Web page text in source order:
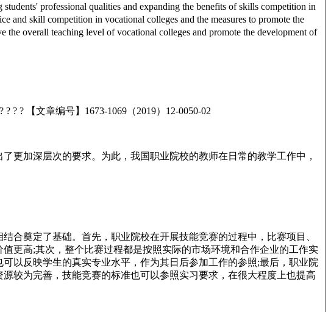
professional qualities and expanding the benefits of skills competition in
and skill competition in vocational colleges and the measures to promote the
overall teaching level of vocational colleges and promote the development of
? ? ? 【文章编号】1673-1069（2019）12-0050-02
加深层次的要求。为此，我国职业院校的教师在日常的教学工作中，
奠定了基础。首先，职业院校在开展技能竞赛的过程中，比赛项目、
更高;其次，整个比赛过程都是按照实际的市场环境和合作企业的工作实
以反映学生的真实专业水平，作为其日后参加工作的参照;最后，职业院
较为完善，技能竞赛的标准也可以参照实习要求，在很大程度上也提高